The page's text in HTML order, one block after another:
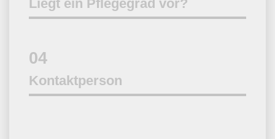
Liegt ein Pflegegrad vor?
04
Kontaktperson